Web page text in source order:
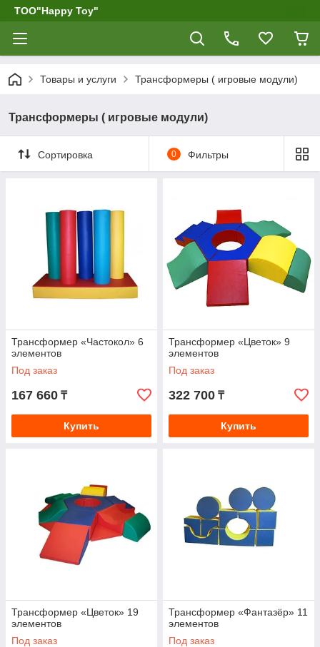
ТОО"Happy Toy"
Товары и услуги Трансформеры ( игровые модули)
Трансформеры ( игровые модули)
Сортировка 0 Фильтры
Трансформер «Частокол» 6
элементов
Под заказ
167 660 ₸
Купить
Трансформер «Цветок» 9
элементов
Под заказ
322 700 ₸
Купить
Трансформер «Цветок» 19
элементов
Под заказ
Трансформер «Фантазёр» 11
элементов
Под заказ